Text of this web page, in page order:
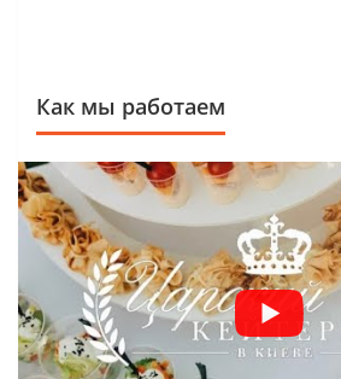
Как мы работаем